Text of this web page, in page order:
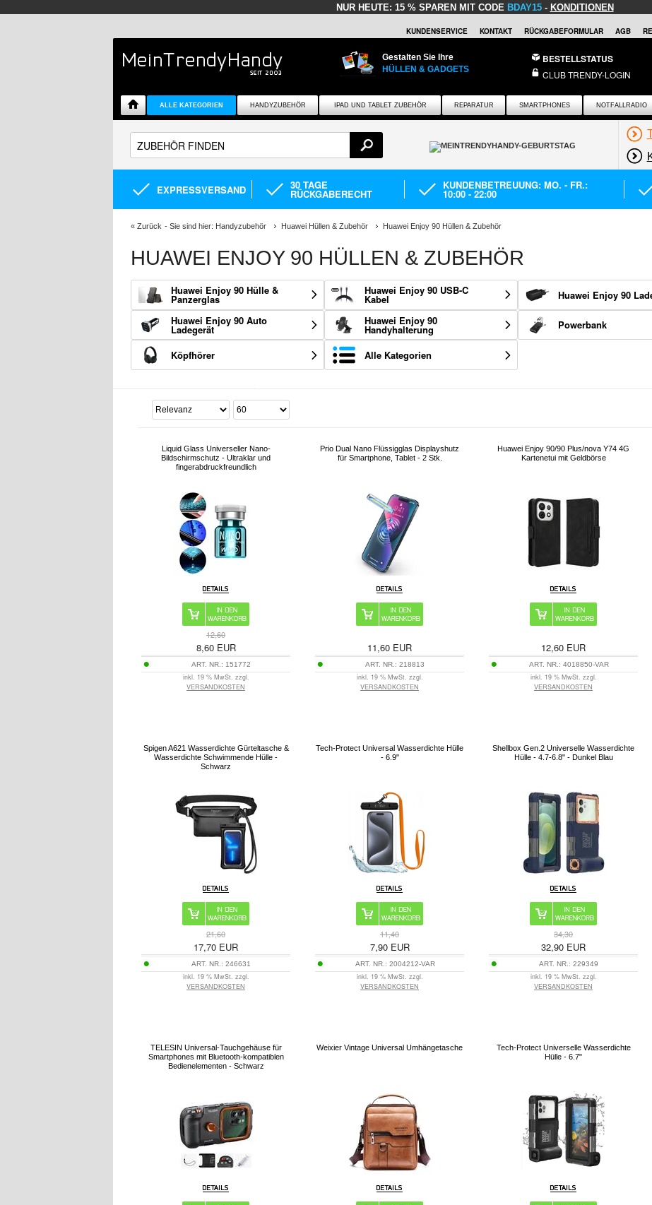
NUR HEUTE: 15 % SPAREN MIT CODE BDAY15- KONDITIONEN
KUNDENSERVICE KONTAKT RÜCKGABEFORMULAR AGB
Gestalten Sie Ihre
HÜLLEN & GADGETS
BESTELLSTATUS
CLUB TRENDY-LOGIN
ALLE KATEGORIEN HANDYZUBEHÖR IPAD UND TABLET ZUBEHÖR REPARATUR SMARTPHONES NOTFALLRADIO
EXPRESSVERSAND 30 TAGE
RÜCKGABERECHT
KUNDENBETREUUNG: MO. - FR.:
10:00 - 22:00
« Zurück - Sie sind hier: Handyzubehör Huawei Hüllen & Zubehör Huawei Enjoy 90 Hüllen & Zubehör
HUAWEI ENJOY 90 HÜLLEN & ZUBEHÖR
Huawei Enjoy 90 Hülle &
Panzerglas
Huawei Enjoy 90 USB-C
Kabel
Huawei Enjoy 90
Huawei Enjoy 90 Auto
Ladegerät
Huawei Enjoy 90
Handyhalterung Powerbank
Köpfhörer Alle Kategorien
Liquid Glass Universeller Nano-
Bildschirmschutz - Ultraklar und
fingerabdruckfreundlich
12,60
8,60EUR
ART. NR.: 151772
inkl. 19 % MwSt. zzgl.
VERSANDKOSTEN
Prio Dual Nano Flüssigglas Displayshutz
für Smartphone, Tablet - 2 Stk.
11,60 EUR
ART. NR.: 218813
inkl. 19 % MwSt. zzgl.
VERSANDKOSTEN
Huawei Enjoy 90/90 Plus/nova Y74 4G
Kartenetui mit Geldbörse
12,60 EUR
ART. NR.: 4018850-VAR
inkl. 19 % MwSt. zzgl.
VERSANDKOSTEN
Spigen A621 Wasserdichte Gürteltasche &
Wasserdichte Schwimmende Hülle -
Schwarz
21,60
17,70 EUR
ART. NR.: 246631
inkl. 19 % MwSt. zzgl.
VERSANDKOSTEN
Tech-Protect Universal Wasserdichte Hülle
- 6.9"
11,40
7,90EUR
ART. NR.: 2004212-VAR
inkl. 19 % MwSt. zzgl.
VERSANDKOSTEN
Shellbox Gen.2 Universelle Wasserdichte
Hülle - 4.7-6.8" - Dunkel Blau
34,30
32,90 EUR
ART. NR.: 229349
inkl. 19 % MwSt. zzgl.
VERSANDKOSTEN
TELESIN Universal-Tauchgehäuse für
Smartphones mit Bluetooth-kompatiblen
Bedienelementen - Schwarz
Weixier Vintage Universal Umhängetasche
Tech-Protect Universelle Wasserdichte
Hülle - 6.7"